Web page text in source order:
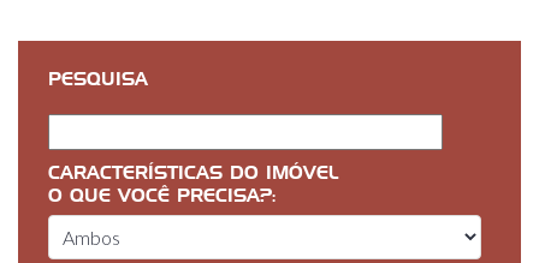
PESQUISA
CARACTERÍSTICAS DO IMÓVEL
O QUE VOCÊ PRECISA?: